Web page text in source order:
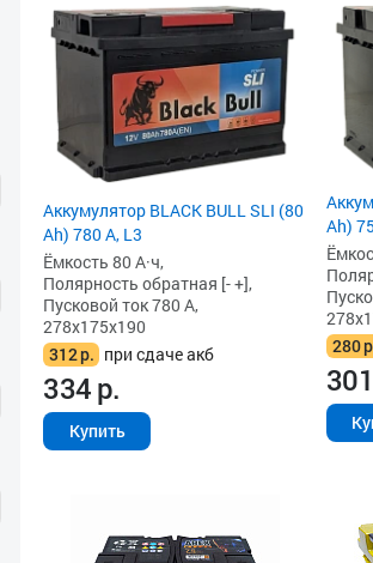
Аккумулятор BLACK BULL SLI (80
Ah) 780 А, L3
Ёмкость 80 А·ч,
Полярность обратная [- +],
Пусковой ток 780 А,
278x175x190
312р. при сдаче акб
334р.
Купить
Ah)
280
301